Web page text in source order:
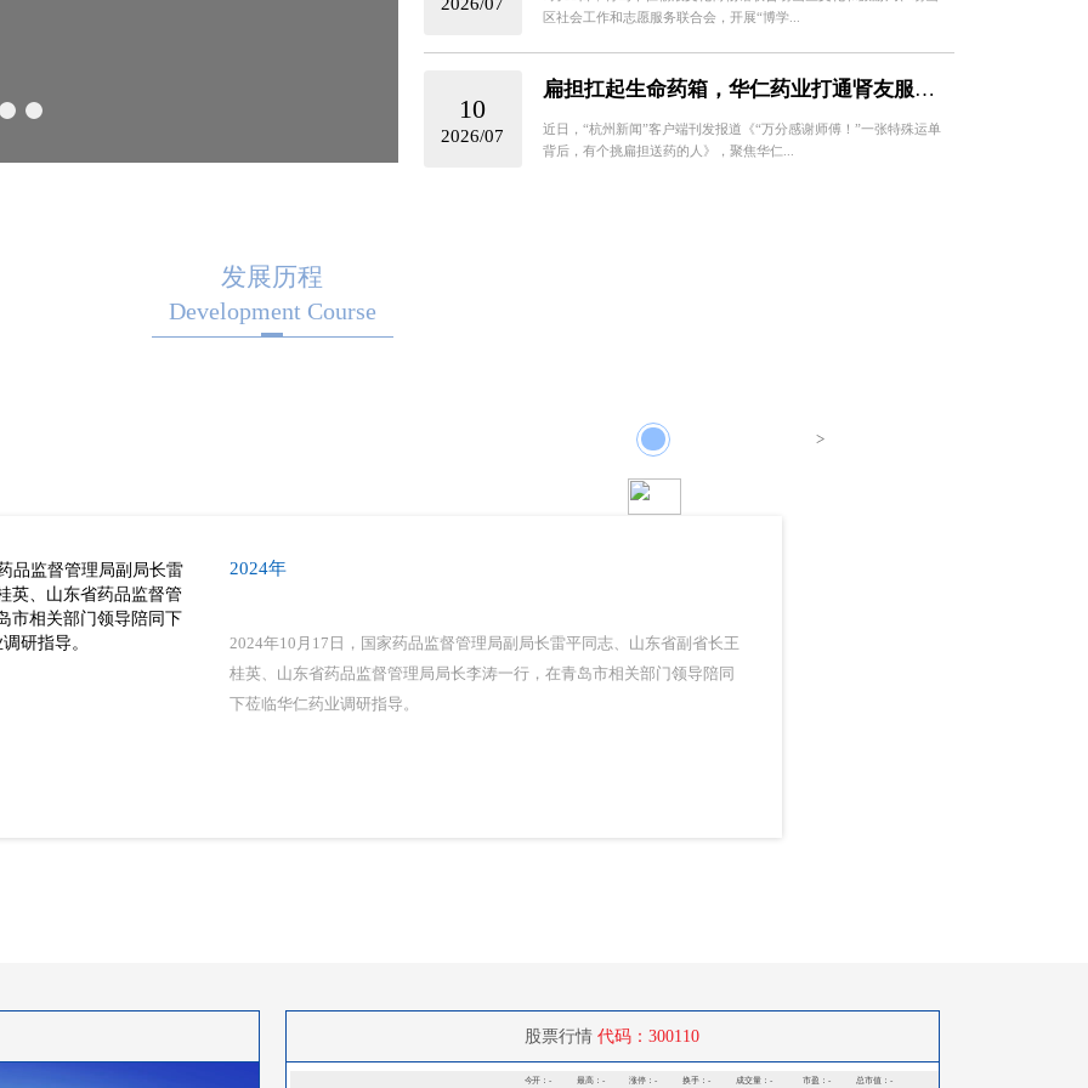
区社会工作和志愿服务联合会，开展“博学...
10
2026/07
扁担扛起生命药箱，华仁药业打通肾友服务“最后一公里”
近日，“杭州新闻”客户端刊发报道《“万分感谢师傅！”一张特殊运单
背后，有个挑扁担送药的人》，聚焦华仁...
发展历程
Development Course
2024年
2024年10月17日，国家药品监督管理局副局长雷平同志、山东省副省长王
桂英、山东省药品监督管理局局长李涛一行，在青岛市相关部门领导陪同
下莅临华仁药业调研指导。
>
股票行情 代码：300110